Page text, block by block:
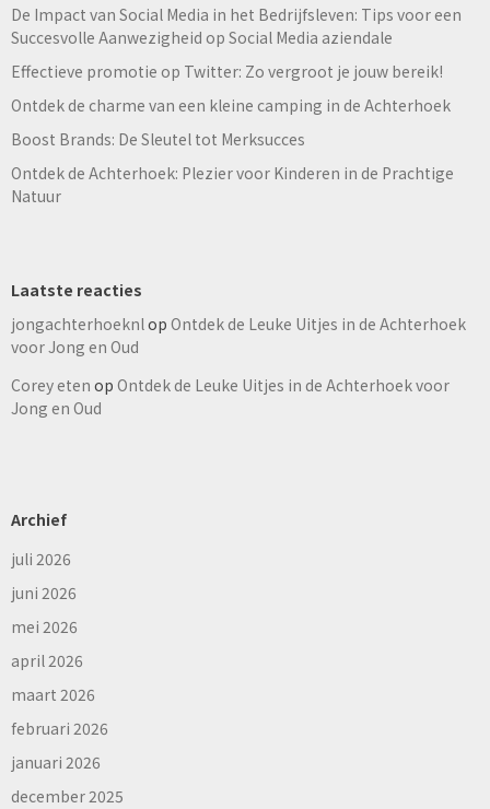
De Impact van Social Media in het Bedrijfsleven: Tips voor een
Succesvolle Aanwezigheid op Social Media aziendale
Effectieve promotie op Twitter: Zo vergroot je jouw bereik!
Ontdek de charme van een kleine camping in de Achterhoek
Boost Brands: De Sleutel tot Merksucces
Ontdek de Achterhoek: Plezier voor Kinderen in de Prachtige
Natuur
Laatste reacties
jongachterhoeknlop Ontdek de Leuke Uitjes in de Achterhoek
voor Jong en Oud
Corey eten op Ontdek de Leuke Uitjes in de Achterhoek voor
Jong en Oud
Archief
juli 2026
juni 2026
mei 2026
april 2026
maart 2026
februari 2026
januari 2026
december 2025